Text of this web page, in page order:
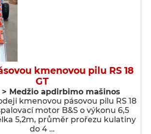
kmenovou pilu RS 18
GT
Medžio apdirbimo mašinos
kmenovou pásovou pilu RS 18
motor B&S o výkonu 6,5
5,2m, průměr prořezu kulatiny
do 4 …